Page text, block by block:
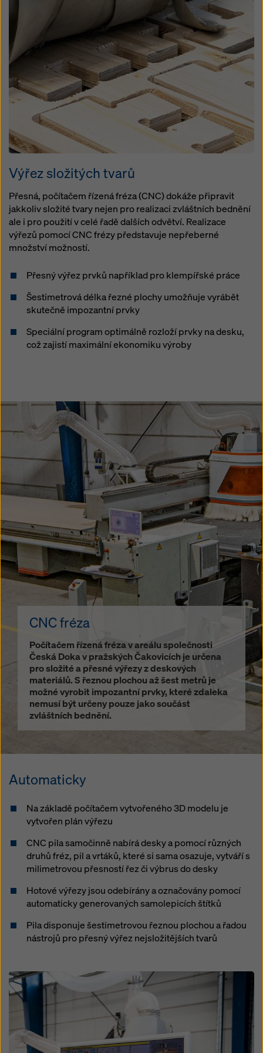
Výřez složitých tvarů
Přesná, počítačem řízená fréza (CNC) dokáže připravit
jakkoliv složité tvary nejen pro realizaci zvláštních bednění
ale i pro použití v celé řadě dalších odvětví. Realizace
výřezů pomocí CNC frézy představuje nepřeberné
množství možností.
Přesný výřez prvků například pro klempířské práce
Šestimetrová délka řezné plochy umožňuje vyrábět
skutečně impozantní prvky
Speciální program optimálně rozloží prvky na desku,
což zajistí maximální ekonomiku výroby
CNC fréza
Počítačem řízená fréza v areálu společnosti
Česká Doka v pražských Čakovicích je určena
pro složité a přesné výřezy z deskových
materiálů. S řeznou plochou až šest metrů je
možné vyrobit impozantní prvky, které zdaleka
nemusí být určeny pouze jako součást
zvláštních bednění.
Automaticky
Na základě počítačem vytvořeného 3D modelu je
vytvořen plán výřezu
CNC pila samočinně nabírá desky a pomocí různých
druhů fréz, pil a vrtáků, které si sama osazuje, vytváří s
milimetrovou přesností řez či výbrus do desky
Hotové výřezy jsou odebírány a označovány pomocí
automaticky generovaných samolepicích štítků
Pila disponuje šestimetrovou řeznou plochou a řadou
nástrojů pro přesný výřez nejsložitějších tvarů
Open